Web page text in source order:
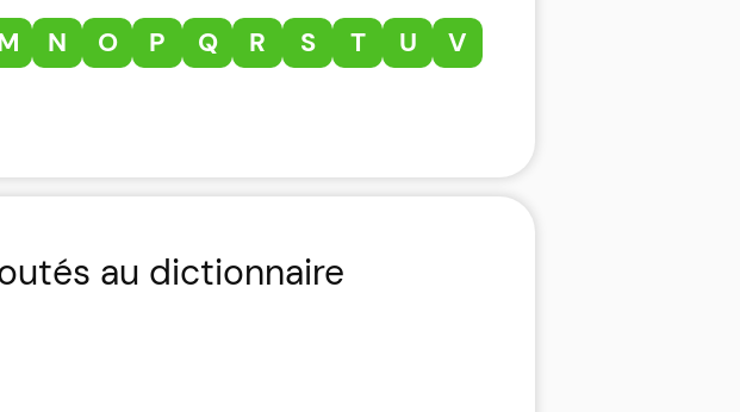
N O P Q R S T U
V
au dictionnaire